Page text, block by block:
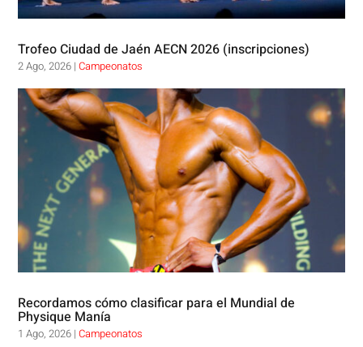
Trofeo Ciudad de Jaén AECN 2026 (inscripciones)
2 Ago, 2026 |Campeonatos
Recordamos cómo clasificar para el Mundial de
Physique Manía
1 Ago, 2026 |Campeonatos